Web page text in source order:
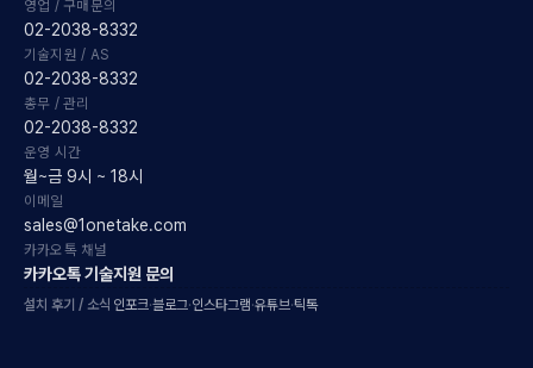
영업 / 구매문의
02-2038-8332
기술지원 / AS
02-2038-8332
총무 / 관리
02-2038-8332
운영 시간
월~금 9시 ~ 18시
이메일
sales@1onetake.com
카카오톡 채널
카카오톡 기술지원 문의
설치 후기 / 소식 인포크·블로그·인스타그램·유튜브·틱톡